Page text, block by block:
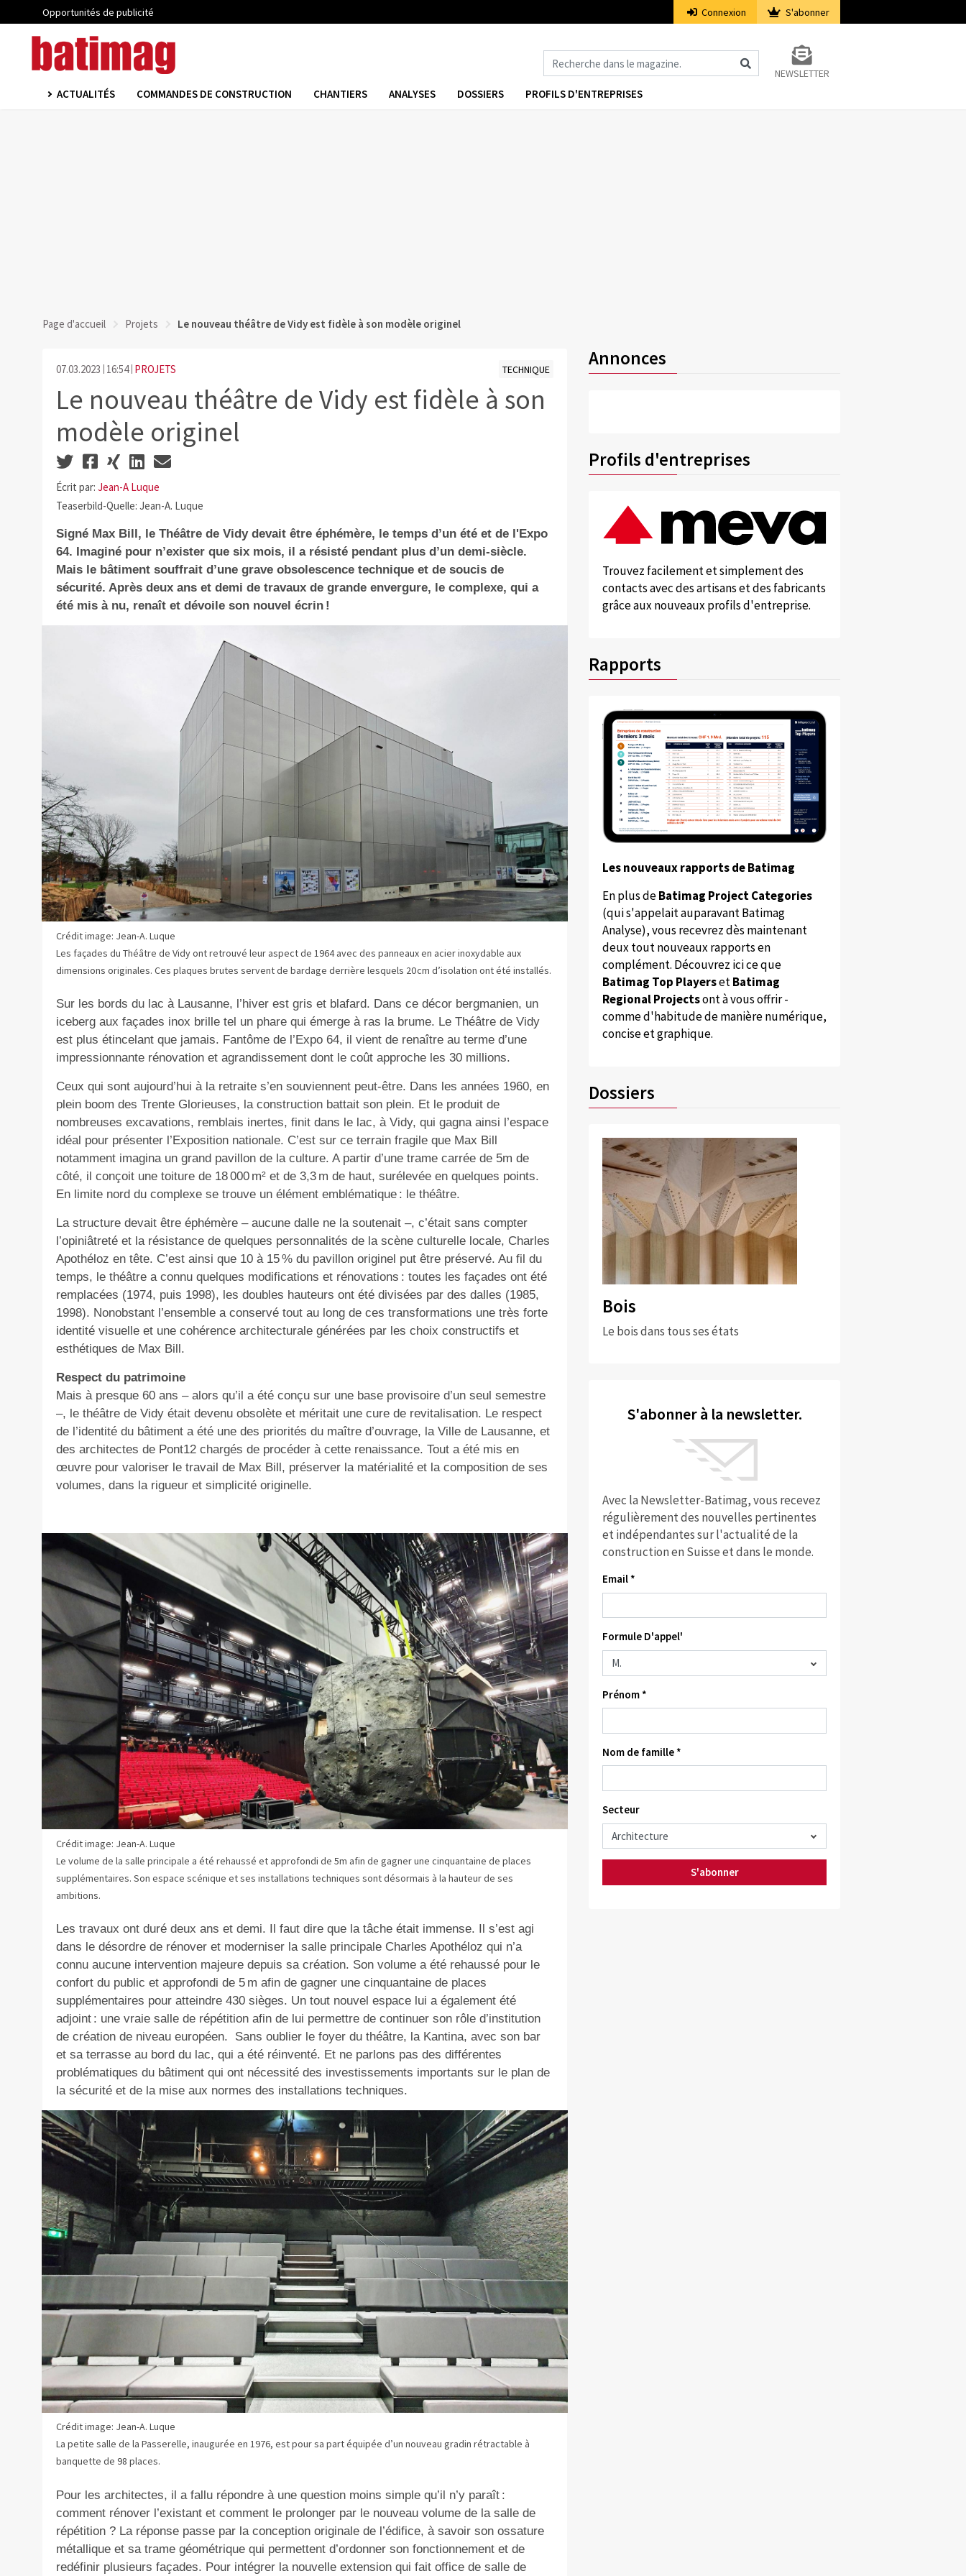
Opportunités de publicité Connexion S'abonner
NEWSLETTER
ACTUALITÉS COMMANDES DE CONSTRUCTION CHANTIERS ANALYSES DOSSIERS PROFILS D'ENTREPRISES
Page d'accueil Projets Le nouveau théâtre de Vidy est fidèle à son modèle originel
07.03.2023 16:54 PROJETS TECHNIQUE
Le nouveau théâtre de Vidy est fidèle à son
modèle originel
Écrit par: Jean-A Luque
Teaserbild-Quelle: Jean-A. Luque
Signé Max Bill, le Théâtre de Vidy devait être éphémère, le temps d’un été et de l'Expo
64. Imaginé pour n’exister que six mois, il a résisté pendant plus d’un demi-siècle.
Mais le bâtiment souffrait d’une grave obsolescence technique et de soucis de
sécurité. Après deux ans et demi de travaux de grande envergure, le complexe, qui a
été mis à nu, renaît et dévoile son nouvel écrin !
Crédit image: Jean-A. Luque
Les façades du Théâtre de Vidy ont retrouvé leur aspect de 1964 avec des panneaux en acier inoxydable aux
dimensions originales. Ces plaques brutes servent de bardage derrière lesquels 20 cm d’isolation ont été installés.
Sur les bords du lac à Lausanne, l’hiver est gris et blafard. Dans ce décor bergmanien, un
iceberg aux façades inox brille tel un phare qui émerge à ras la brume. Le Théâtre de Vidy
est plus étincelant que jamais. Fantôme de l’Expo 64, il vient de renaître au terme d’une
impressionnante rénovation et agrandissement dont le coût approche les 30 millions.
Ceux qui sont aujourd’hui à la retraite s’en souviennent peut-être. Dans les années 1960, en
plein boom des Trente Glorieuses, la construction battait son plein. Et le produit de
nombreuses excavations, remblais inertes, finit dans le lac, à Vidy, qui gagna ainsi l’espace
idéal pour présenter l’Exposition nationale. C’est sur ce terrain fragile que Max Bill
notamment imagina un grand pavillon de la culture. A partir d’une trame carrée de 5m de
côté, il conçoit une toiture de 18 000 m² et de 3,3 m de haut, surélevée en quelques points.
En limite nord du complexe se trouve un élément emblématique : le théâtre.
La structure devait être éphémère – aucune dalle ne la soutenait –, c’était sans compter
l’opiniâtreté et la résistance de quelques personnalités de la scène culturelle locale, Charles
Apothéloz en tête. C’est ainsi que 10 à 15 % du pavillon originel put être préservé. Au fil du
temps, le théâtre a connu quelques modifications et rénovations : toutes les façades ont été
remplacées (1974, puis 1998), les doubles hauteurs ont été divisées par des dalles (1985,
1998). Nonobstant l’ensemble a conservé tout au long de ces transformations une très forte
identité visuelle et une cohérence architecturale générées par les choix constructifs et
esthétiques de Max Bill.
Respect du patrimoine
Mais à presque 60 ans – alors qu’il a été conçu sur une base provisoire d’un seul semestre
–, le théâtre de Vidy était devenu obsolète et méritait une cure de revitalisation. Le respect
de l’identité du bâtiment a été une des priorités du maître d’ouvrage, la Ville de Lausanne, et
des architectes de Pont12 chargés de procéder à cette renaissance. Tout a été mis en
œuvre pour valoriser le travail de Max Bill, préserver la matérialité et la composition de ses
volumes, dans la rigueur et simplicité originelle.
Crédit image: Jean-A. Luque
Le volume de la salle principale a été rehaussé et approfondi de 5m afin de gagner une cinquantaine de places
supplémentaires. Son espace scénique et ses installations techniques sont désormais à la hauteur de ses
ambitions.
Les travaux ont duré deux ans et demi. Il faut dire que la tâche était immense. Il s’est agi
dans le désordre de rénover et moderniser la salle principale Charles Apothéloz qui n’a
connu aucune intervention majeure depuis sa création. Son volume a été rehaussé pour le
confort du public et approfondi de 5 m afin de gagner une cinquantaine de places
supplémentaires pour atteindre 430 sièges. Un tout nouvel espace lui a également été
adjoint : une vraie salle de répétition afin de lui permettre de continuer son rôle d’institution
de création de niveau européen. Sans oublier le foyer du théâtre, la Kantina, avec son bar
et sa terrasse au bord du lac, qui a été réinventé. Et ne parlons pas des différentes
problématiques du bâtiment qui ont nécessité des investissements importants sur le plan de
la sécurité et de la mise aux normes des installations techniques.
Crédit image: Jean-A. Luque
La petite salle de la Passerelle, inaugurée en 1976, est pour sa part équipée d’un nouveau gradin rétractable à
banquette de 98 places.
Pour les architectes, il a fallu répondre à une question moins simple qu’il n’y paraît :
comment rénover l’existant et comment le prolonger par le nouveau volume de la salle de
répétition ? La réponse passe par la conception originale de l’édifice, à savoir son ossature
métallique et sa trame géométrique qui permettent d’ordonner son fonctionnement et de
redéfinir plusieurs façades. Pour intégrer la nouvelle extension qui fait office de salle de
Annonces
Profils d'entreprises
Trouvez facilement et simplement des
contacts avec des artisans et des fabricants
grâce aux nouveaux profils d'entreprise.
Rapports
Les nouveaux rapports de Batimag
En plus deBatimag Project Categories
(qui s'appelait auparavant Batimag
Analyse), vous recevrez dès maintenant
deux tout nouveaux rapports en
complément. Découvrez ici ce que
Batimag Top PlayersetBatimag
Regional Projectsont à vous offrir -
comme d'habitude de manière numérique,
concise et graphique.
Dossiers
Bois
Le bois dans tous ses états
S'abonner à la newsletter.
Avec la Newsletter-Batimag, vous recevez
régulièrement des nouvelles pertinentes
et indépendantes sur l'actualité de la
construction en Suisse et dans le monde.
Email *
Formule D'appel'
Prénom *
Nom de famille *
Secteur
S'abonner